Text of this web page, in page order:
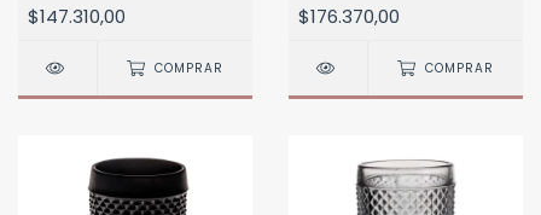
$147.310,00
COMPRAR
$176.370,00
COMPRAR